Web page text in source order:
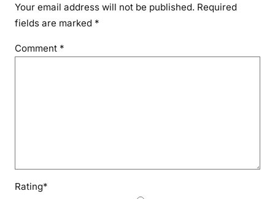
Your email address will not be published. Required
fields are marked *
Comment *
Rating*